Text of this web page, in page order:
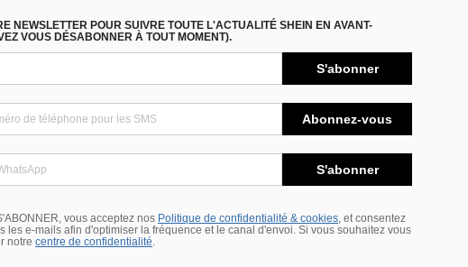
NEWSLETTER POUR SUIVRE TOUTE L'ACTUALITÉ SHEIN EN AVANT-
VOUS DÉSABONNER À TOUT MOMENT).
S'abonner
Abonnez-vous
S'abonner
vous acceptez nos Politique de confidentialité & cookies, et consentez
les e-mails afin d'optimiser la fréquence et le canal d'envoi. Si vous souhaitez vous
notre centre de confidentialité.